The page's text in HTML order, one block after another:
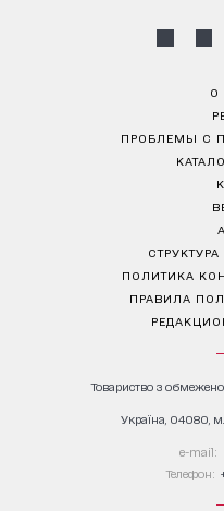
О
ПРОБЛЕМЫ С
ПОЛИТИКА
ПРАВИЛА
Товариство з
Україна, 04080, м.
е-mail:
Телефон: